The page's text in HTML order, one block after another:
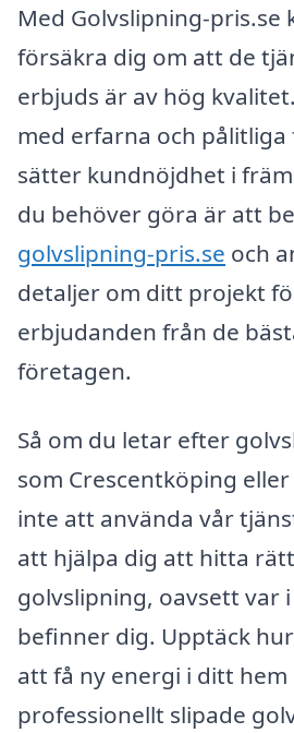
Med Golvslipning-pris.se
försäkra dig om att de
erbjuds är av hög
med erfarna och
sätter kundnöjdhet i
du behöver göra är att
golvslipning-pris.se och
detaljer om ditt projekt
erbjudanden från de
företagen.
Så om du letar efter
som Crescentköping
inte att använda vår
att hjälpa dig att hitta
golvslipning, oavsett var
befinner dig. Upptäck
att få ny energi i ditt hem
professionellt slipade